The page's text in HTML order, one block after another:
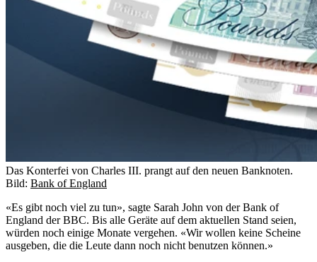
Das Konterfei von Charles III. prangt auf den neuen Banknoten.
Bild: Bank of England
«Es gibt noch viel zu tun», sagte Sarah John von der Bank of
England der BBC. Bis alle Geräte auf dem aktuellen Stand seien,
würden noch einige Monate vergehen. «Wir wollen keine Scheine
ausgeben, die die Leute dann noch nicht benutzen können.»